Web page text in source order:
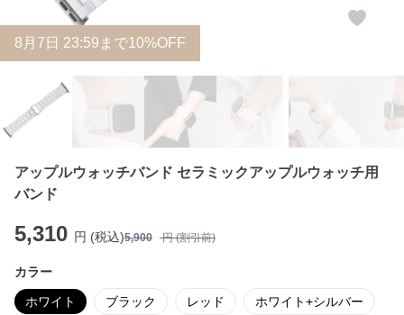
8 月 7 日 23:59まで10%OFF
アップルウォッチバンド セラミックアップルウォッチ用
バンド
5,310 円 (税込)5,900 円 (割引前)
カラー
ホワイト ブラック レッド ホワイト+シルバー